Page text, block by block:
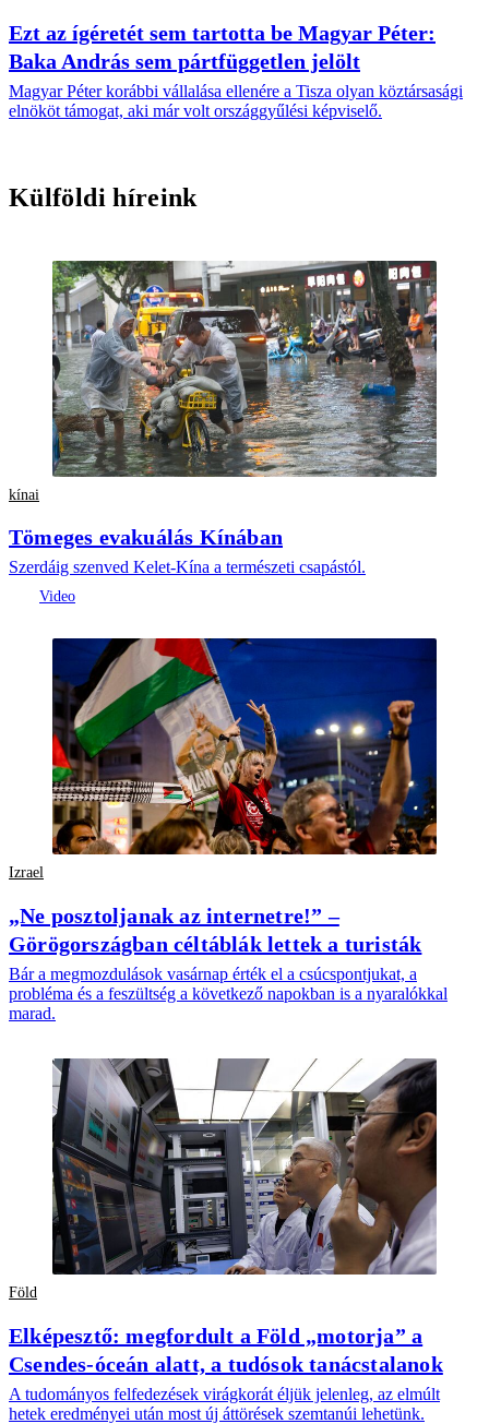
Ezt az ígéretét sem tartotta be Magyar Péter:
Baka András sem pártfüggetlen jelölt
Magyar Péter korábbi vállalása ellenére a Tisza olyan köztársasági
elnököt támogat, aki már volt országgyűlési képviselő.
Külföldi híreink
kínai
Tömeges evakuálás Kínában
Szerdáig szenved Kelet-Kína a természeti csapástól.
Izrael
„Ne posztoljanak az internetre!” –
Görögországban céltáblák lettek a turisták
Bár a megmozdulások vasárnap érték el a csúcspontjukat, a
probléma és a feszültség a következő napokban is a nyaralókkal
marad.
Föld
Elképesztő: megfordult a Föld „motorja” a
Csendes-óceán alatt, a tudósok tanácstalanok
A tudományos felfedezések virágkorát éljük jelenleg, az elmúlt
hetek eredményei után most új áttörések szemtanúi lehetünk.